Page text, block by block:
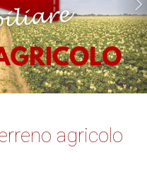
agricolo